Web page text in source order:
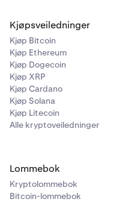
Kjøpsveiledninger
Kjøp Bitcoin
Kjøp Ethereum
Kjøp Dogecoin
Kjøp XRP
Kjøp Cardano
Kjøp Solana
Kjøp Litecoin
Alle kryptoveiledninger
Lommebok
Kryptolommebok
Bitcoin-lommebok